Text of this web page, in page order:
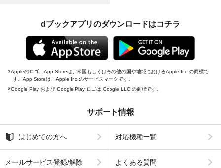
dブックアプリのダウンロードはコチラ
Appleのロゴ、App Storeは、米国もしくはその他の国や地域におけるApple Inc.の商標で
す。App Storeは、Apple Inc.のサービスマークです。
Google Play および Google Play ロゴは Google LLC の商標です。
サポート情報
はじめての方へ 対応機種一覧
メールサービス登録/解除 よくある質問